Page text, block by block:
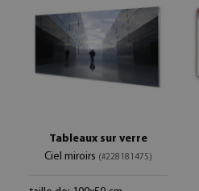
Tableaux sur verre
Ciel miroirs (#228181475)